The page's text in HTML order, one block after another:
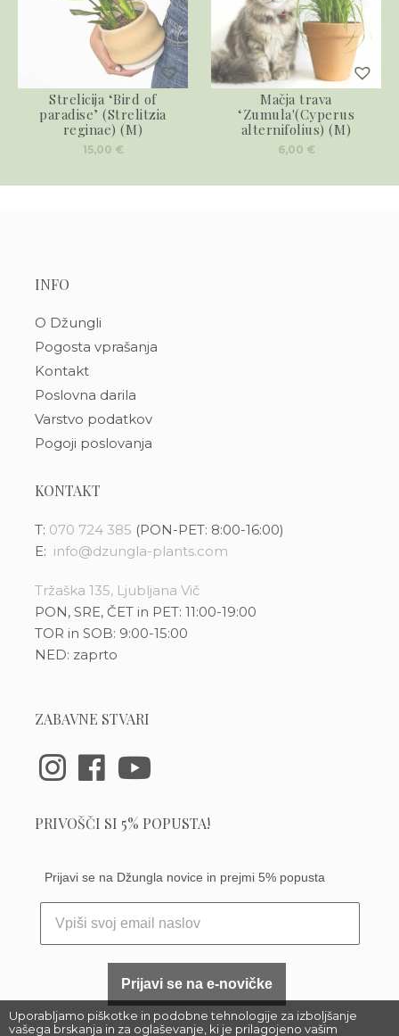
Uporabljamo piškotke in podobne tehnologije za izboljšanje
vašega brskanja in za oglaševanje, ki je prilagojeno vašim
Strelicija ‘Bird of
paradise’ (Strelitzia
reginae) (M)
15,00 €
Mačja trava
‘Zumula'(Cyperus
alternifolius) (M)
6,00 €
INFO
O Džungli
Pogosta vprašanja
Kontakt
Poslovna darila
Varstvo podatkov
Pogoji poslovanja
KONTAKT
T: 070 724 385 (PON-PET: 8:00-16:00)
E: info@dzungla-plants.com
Tržaška 135, Ljubljana Vič
PON, SRE, ČET in PET: 11:00-19:00
TOR in SOB: 9:00-15:00
NED: zaprto
ZABAVNE STVARI
PRIVOŠČI SI 5% POPUSTA!
Prijavi se na Džungla novice in prejmi 5% popusta
Prijavi se na e-novičke